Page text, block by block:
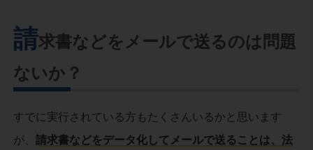
請求書などをメールで送るのは問題
ないか？
すでに実行されている方もたくさんいるかと思います
が、請求書などをデータ化してメールで送ることは、法